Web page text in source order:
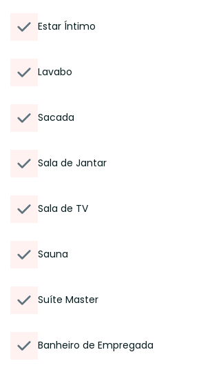
Estar Íntimo
Lavabo
Sacada
Sala de Jantar
Sala de TV
Sauna
Suíte Master
Banheiro de Empregada